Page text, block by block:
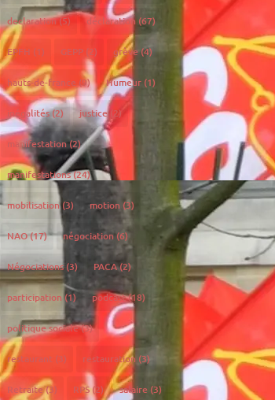
declaration(5) déclaration(67)
EPFH (1) GEPP(2) grève(4)
hauts-de-france (9) Humeur(1)
inégalités(2) justice(2)
manifestation(2)
manifestations(24)
mobilisation(3) motion (3)
NAO(17) négociation(6)
Négociations(3) PACA(2)
participation (1) podcast(18)
politique sociale(3)
restaurant (3) restauration(3)
Retraite(3) RPS(2) salaire(3)